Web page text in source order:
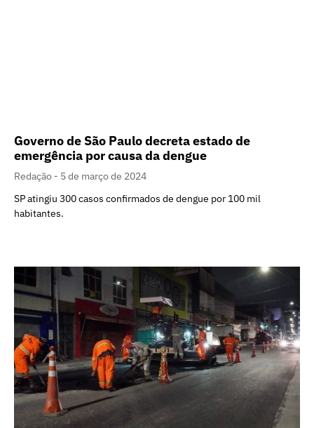
Governo de São Paulo decreta estado de
emergência por causa da dengue
Redação
5 de março de 2024
SP atingiu 300 casos confirmados de dengue por 100 mil
habitantes.